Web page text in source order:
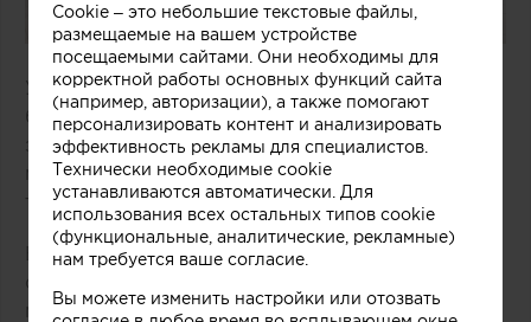
Удачное решение предложили специалисты
бюро One Design Office и Studio Twocan,
занимавшиеся дизайном небольшого магазина
мороженого, расположенного в одном из
торговых центров Мельбурна (Австралия).
В основе концепции массивной стойки лежит
образ емкости с несколькими слоями
мороженого и разнообразных добавок.
Cookie – это небольшие текстовые файлы,
размещаемые на вашем устройстве
посещаемыми сайтами. Они необходимы для
корректной работы основных функций сайта
(например, авторизации), а также помогают
персонализировать контент и анализировать
эффективность рекламы для специалистов.
Технически необходимые cookie
устанавливаются автоматически. Для
использования всех остальных типов cookie
(функциональные, аналитические, рекламные)
нам требуется ваше согласие.
Вы можете изменить настройки или отозвать